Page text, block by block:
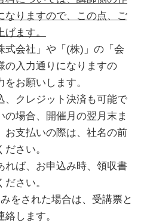
なりますので、この点、ご
ます。
会社」や「(株)」の「会
の入力通りになりますの
お願いします。
クレジット決済も可能で
場合、開催月の翌月末ま
お支払いの際は、社名の前
さい。
ば、お申込み時、領収書
さい。
された場合は、受講票と
します。